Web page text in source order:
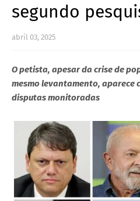
segundo
abril 03, 2025
O petista, apesar da crise de
mesmo levantamento, aparece
disputas monitoradas